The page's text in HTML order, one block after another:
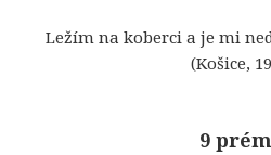
Ležím na koberci a je mi
(Košice,
9